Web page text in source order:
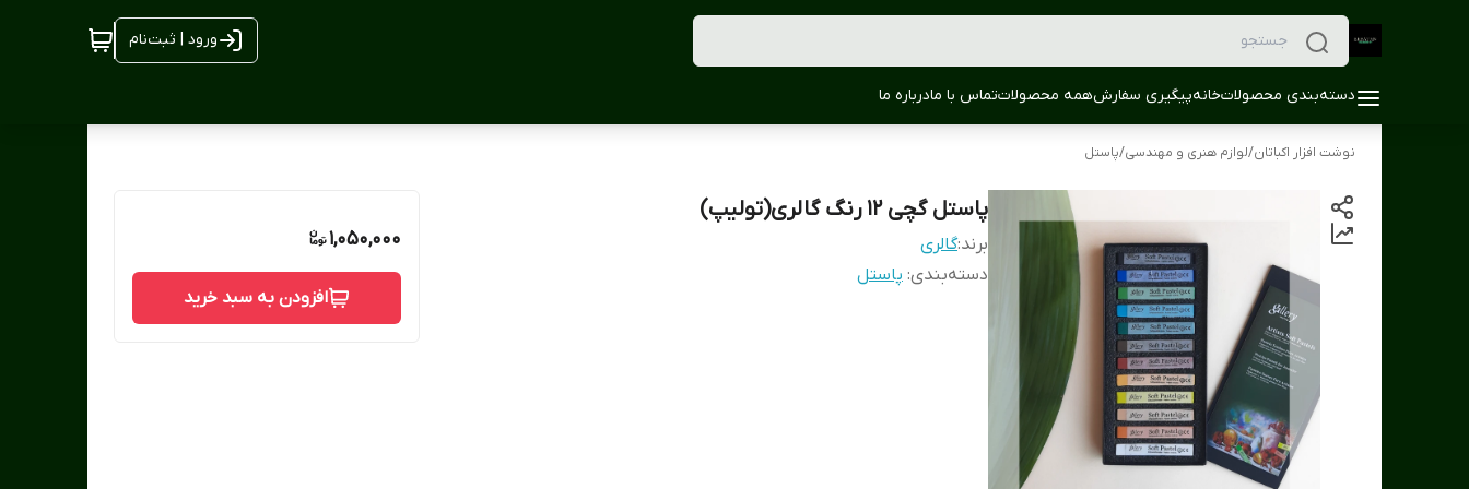
ورود | ثبت‌نام
دسته‌بندی محصولاتخانهپیگیری سفارشهمه محصولاتتماس با مادرباره ما
نوشت افزار اکباتان/لوازم هنری و مهندسی/پاستل
پاستل گچی 12 رنگ گالری(تولیپ)
برند:گالری
دسته‌بندی: پاستل
1,050,000
افزودن به سبد خرید